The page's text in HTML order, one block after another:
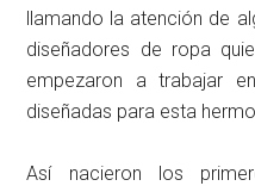
llamando la atención de
diseñadores de ropa
empezaron a trabajar
diseñadas para esta
Así nacieron los